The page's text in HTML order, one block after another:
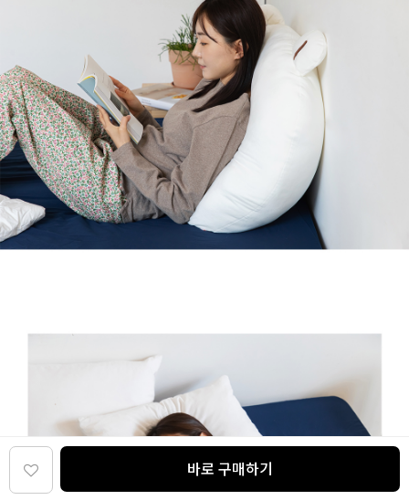
바로 구매하기